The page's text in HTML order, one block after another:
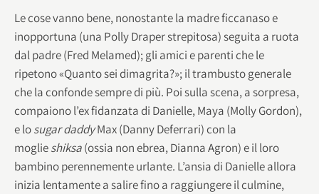
Le cose vanno bene, nonostante la madre ficcanaso e
inopportuna (una Polly Draper strepitosa) seguita a ruota
dal padre (Fred Melamed); gli amici e parenti che le
ripetono «Quanto sei dimagrita?»; il trambusto generale
che la confonde sempre di più. Poi sulla scena, a sorpresa,
compaiono l’ex fidanzata di Danielle, Maya (Molly Gordon),
e losugar daddyMax (Danny Deferrari) con la
moglieshiksa(ossia non ebrea, Dianna Agron) e il loro
bambino perennemente urlante. L’ansia di Danielle allora
inizia lentamente a salire fino a raggiungere il culmine,